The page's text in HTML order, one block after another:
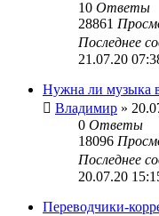
10 Ответы
28861
Последнее
21.07.20
Нужна ли музыка
Владимир »
0 Ответы
18096
Последнее
20.07.20
Переводчики-